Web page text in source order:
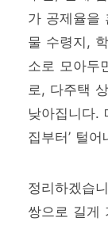
가 공제율을
물 수령지,
소로 모아두
로, 다주택
낮아집니다.
집부터’ 털
정리하겠습
쌍으로 길게